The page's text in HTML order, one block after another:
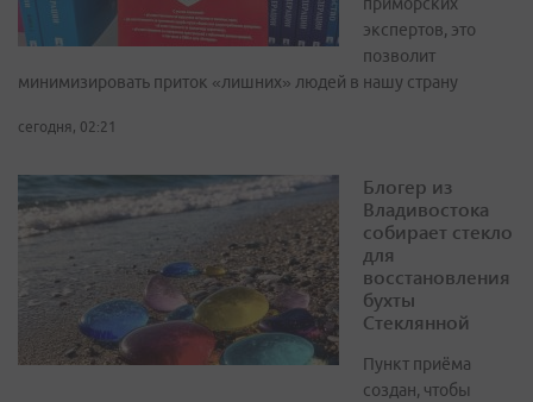
приморских
экспертов, это
позволит
минимизировать приток «лишних» людей в нашу страну
сегодня, 02:21
Блогер из
Владивостока
собирает стекло
для
восстановления
бухты
Стеклянной
Пункт приёма
создан, чтобы